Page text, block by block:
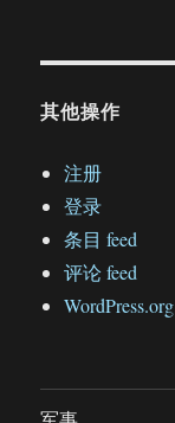
其他操作
注册
登录
条目 feed
评论 feed
WordPress.org